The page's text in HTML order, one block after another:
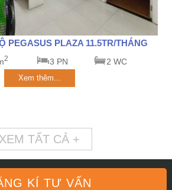
PEGASUS PLAZA 11.5TR/THÁNG
2 3 PN 2 WC
Xem thêm...
XEM TẤT CẢ +
KÍ TƯ VẤN